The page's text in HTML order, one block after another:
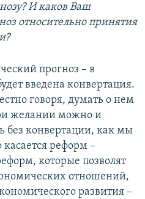
И каков Ваш
относительно принятия
прогноз – в
введена конвертация.
говоря, думать о нем
желании можно и
без конвертации, как мы
реформ –
которые позволят
отношений,
развития –